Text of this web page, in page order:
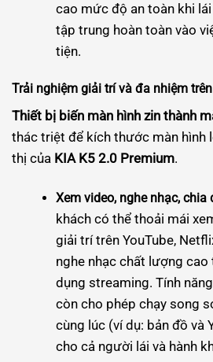
cao mức độ an toàn khi
tập trung hoàn toàn vào
tiện.
Trải nghiệm giải trí và đa nhiệm
Thiết bị biến màn hình zin thành
thác triệt để kích thước màn hình
thị của KIA K5 2.0 Premium.
Xem video, nghe nhạc, chia
khách có thể thoải mái
giải trí trên YouTube,
nghe nhạc chất lượng
dụng streaming. Tính
còn cho phép chạy song
cùng lúc (ví dụ: bản đồ và
cho cả người lái và hành